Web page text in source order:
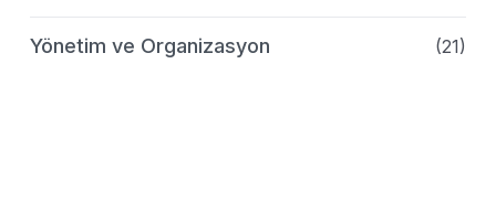
Yönetim ve Organizasyon (21)